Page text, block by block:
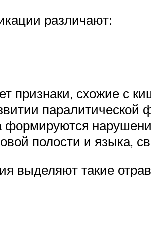
различают:
признаки, схожие с
паралитической
формируются
полости и языка,
выделяют такие